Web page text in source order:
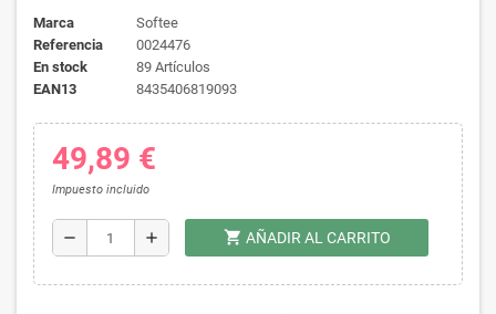
Marca
Softee
Referencia
0024476
En stock
89 Artículos
EAN13
8435406819093
49,89 €
Impuesto incluido
remove add shopping_cart AÑADIR AL CARRITO